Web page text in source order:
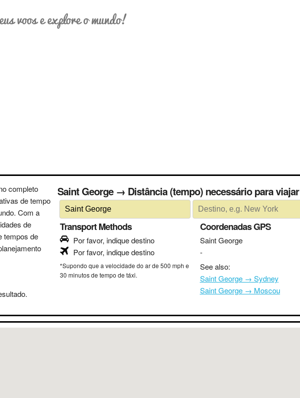
voos e explore o mundo!
completo
de tempo
Com a
de
tempos de
Saint George → Distância (tempo) necessário para viajar
Transport Methods
Por favor, indique destino
Por favor, indique destino
*Supondo que a velocidade do ar de 500 mph e
30 minutos de tempo de táxi.
Coordenadas GPS
Saint George
-
See also:
Saint George → Sydney
Saint George → Moscou